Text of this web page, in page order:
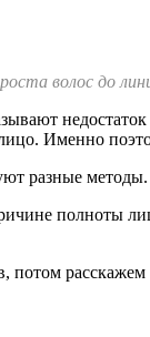
волос до
Именно
разные
полноты